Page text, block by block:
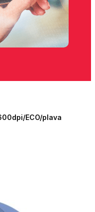
ECO/plava